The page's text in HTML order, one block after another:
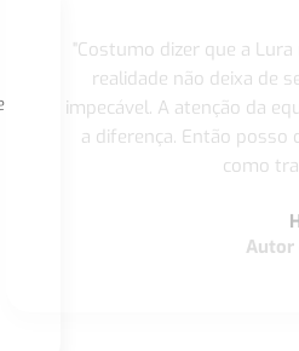
"Costumo dizer que a
realidade não deixa de
impecável. A atenção da
a diferença. Então posso
como
Autor